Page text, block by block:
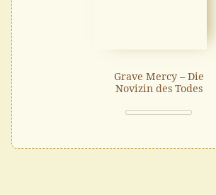
Grave Mercy – Die
Novizin des Todes